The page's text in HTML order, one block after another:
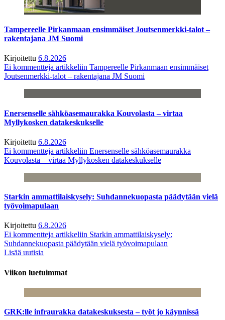
Tampereelle Pirkanmaan ensimmäiset Joutsenmerkki-talot –
rakentajana JM Suomi
Kirjoitettu 6.8.2026
Ei kommentteja artikkeliin Tampereelle Pirkanmaan ensimmäiset
Joutsenmerkki-talot – rakentajana JM Suomi
Enersenselle sähköasemaurakka Kouvolasta – virtaa
Myllykosken datakeskukselle
Kirjoitettu 6.8.2026
Ei kommentteja artikkeliin Enersenselle sähköasemaurakka
Kouvolasta – virtaa Myllykosken datakeskukselle
Starkin ammattilaiskysely: Suhdannekuopasta päädytään vielä
työvoimapulaan
Kirjoitettu 6.8.2026
Ei kommentteja artikkeliin Starkin ammattilaiskysely:
Suhdannekuopasta päädytään vielä työvoimapulaan
Lisää uutisia
Viikon luetuimmat
GRK:lle infraurakka datakeskuksesta – työt jo käynnissä